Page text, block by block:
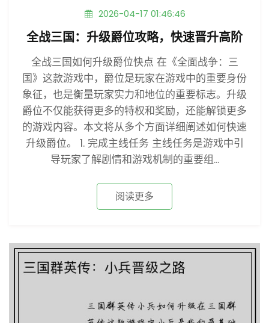
2026-04-17 01:46:46
全战三国：升级爵位攻略，快速晋升高阶
全战三国如何升级爵位快点 在《全面战争：三
国》这款游戏中，爵位是玩家在游戏中的重要身份
象征，也是衡量玩家实力和地位的重要标志。升级
爵位不仅能获得更多的特权和奖励，还能解锁更多
的游戏内容。本文将从多个方面详细阐述如何快速
升级爵位。 1. 完成主线任务 主线任务是游戏中引
导玩家了解剧情和游戏机制的重要组...
阅读更多